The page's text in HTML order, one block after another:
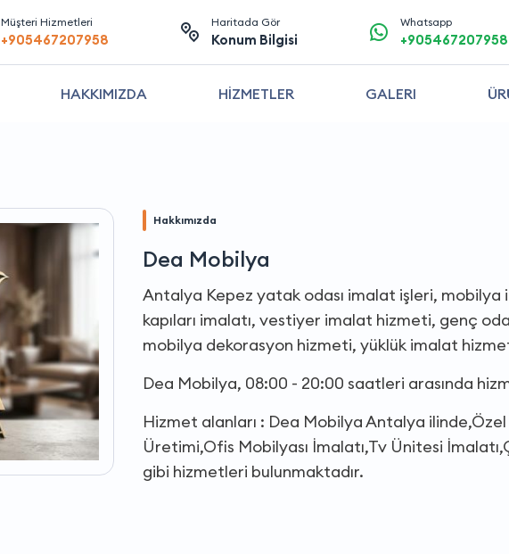
Müşteri Hizmetleri
+905467207958
Haritada Gör
Konum Bilgisi
Whatsapp
+905467207958
HAKKIMIZDA HİZMETLER GALERI
Hakkımızda
Dea Mobilya
Antalya Kepez yatak odası imalat işleri,
kapıları imalatı, vestiyer imalat hizmeti, genç
mobilya dekorasyon hizmeti, yüklük imalat
Dea Mobilya, 08:00 - 20:00 saatleri arasında
Hizmet alanları : Dea Mobilya Antalya ilinde,Özel
Üretimi,Ofis Mobilyası İmalatı,Tv Ünitesi
gibi hizmetleri bulunmaktadır.